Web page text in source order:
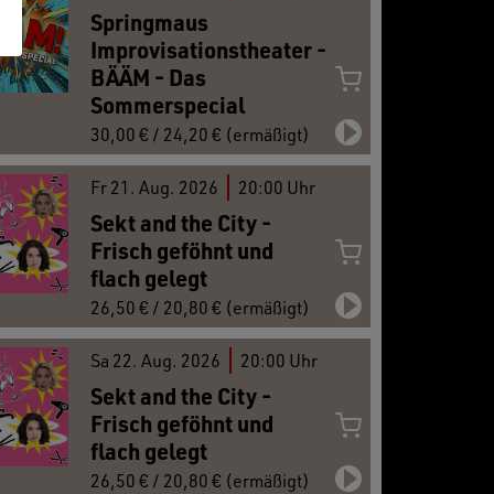
Springmaus
Improvisationstheater -
BÄÄM - Das
Sommerspecial
30,00 € / 24,20 € (ermäßigt)
Fr 21. Aug. 2026 20:00 Uhr
Sekt and the City -
Frisch geföhnt und
flach gelegt
26,50 € / 20,80 € (ermäßigt)
Sa 22. Aug. 2026 20:00 Uhr
Sekt and the City -
Frisch geföhnt und
flach gelegt
26,50 € / 20,80 € (ermäßigt)